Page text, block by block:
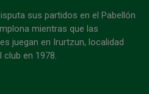
sus partidos en el Pabellón
mientras que las
juegan en Irurtzun, localidad
en 1978.